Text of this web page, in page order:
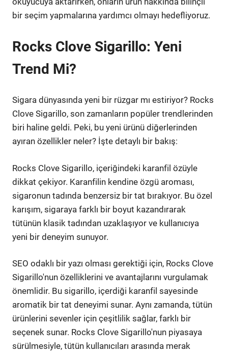
bir seçim yapmalarına yardımcı olmayı hedefliyoruz.
Rocks Clove Sigarillo: Yeni
Trend Mi?
Sigara dünyasında yeni bir rüzgar mı estiriyor? Rocks
Clove Sigarillo, son zamanların popüler trendlerinden
biri haline geldi. Peki, bu yeni ürünü diğerlerinden
ayıran özellikler neler? İşte detaylı bir bakış:
Rocks Clove Sigarillo, içeriğindeki karanfil özüyle
dikkat çekiyor. Karanfilin kendine özgü aroması,
sigaronun tadında benzersiz bir tat bırakıyor. Bu özel
karışım, sigaraya farklı bir boyut kazandırarak
tütünün klasik tadından uzaklaşıyor ve kullanıcıya
yeni bir deneyim sunuyor.
SEO odaklı bir yazı olması gerektiği için, Rocks Clove
Sigarillo'nun özelliklerini ve avantajlarını vurgulamak
önemlidir. Bu sigarillo, içerdiği karanfil sayesinde
aromatik bir tat deneyimi sunar. Aynı zamanda, tütün
ürünlerini sevenler için çeşitlilik sağlar, farklı bir
seçenek sunar. Rocks Clove Sigarillo'nun piyasaya
sürülmesiyle, tütün kullanıcıları arasında merak